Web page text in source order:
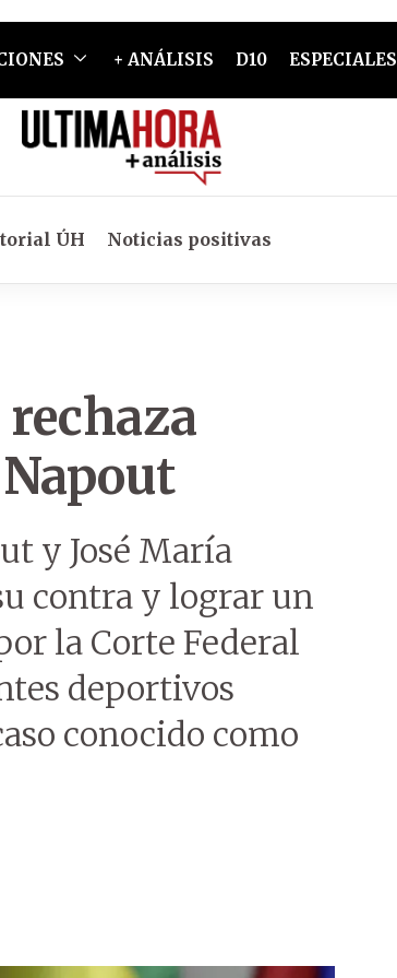
+ ANÁLISIS D10 ESPECIALES
ÚH Noticias positivas
rechaza
y José María
contra y lograr un
la Corte Federal
deportivos
conocido como